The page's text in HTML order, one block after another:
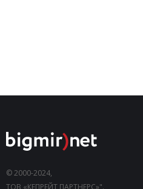
© 2000-2024,